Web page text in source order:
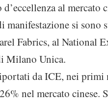
d’eccellenza al mercato
manifestazione si sono
Fabrics, al National
Milano Unica.
da ICE, nei primi
nel mercato